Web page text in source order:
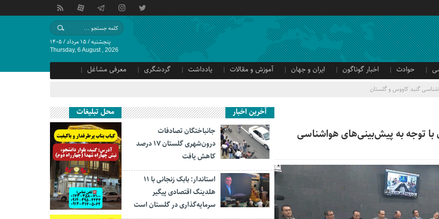
پنجشنبه / ۱۵ مرداد / ۱۴۰۵
Thursday, 6 August , 2026
حوادث اخبار گوناگون ایران و جهان آموزش و مقالات یادداشت گردشگری
معرفی مشاغل
گنبد کاووس و گلستان
توجه به پیش‌بینی‌های هواشناسی
آخرین اخبار
جانباختگان تصادفات
درون‌شهری گلستان ۱۷ درصد
کاهش یافت
استاندار: بابک زنجانی با ۱۱
هلدینگ اقتصادی پیگیر
سرمایه‌گذاری در گلستان است
محل تبلیغات